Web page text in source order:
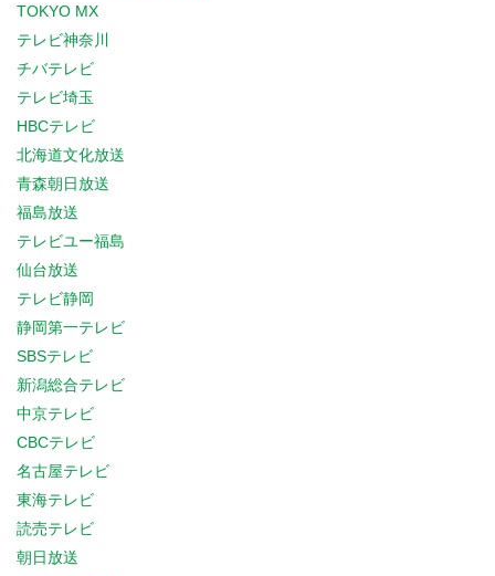
TOKYO MX
テレビ神奈川
チバテレビ
テレビ埼玉
HBCテレビ
北海道文化放送
青森朝日放送
福島放送
テレビユー福島
仙台放送
テレビ静岡
静岡第一テレビ
SBSテレビ
新潟総合テレビ
中京テレビ
CBCテレビ
名古屋テレビ
東海テレビ
読売テレビ
朝日放送